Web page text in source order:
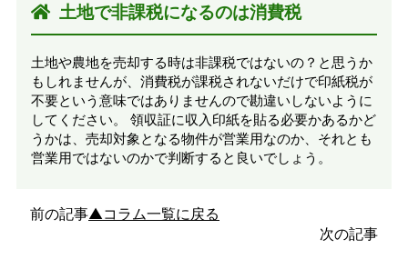
土地で非課税になるのは消費税
土地や農地を売却する時は非課税ではないの？と思うか
もしれませんが、消費税が課税されないだけで印紙税が
不要という意味ではありませんので勘違いしないように
してください。 領収証に収入印紙を貼る必要かあるかど
うかは、売却対象となる物件が営業用なのか、それとも
営業用ではないのかで判断すると良いでしょう。
前の記事▲コラム一覧に戻る
次の記事